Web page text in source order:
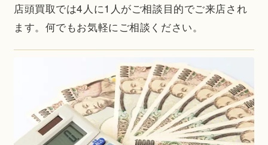
店頭買取では4人に1人がご相談目的でご来店され
ます。何でもお気軽にご相談ください。